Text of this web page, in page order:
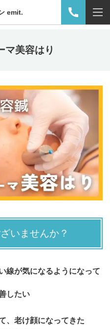
emit.
マ美容はり
いませんか？
線が気になるようになって
したい
、老け顔になってきた